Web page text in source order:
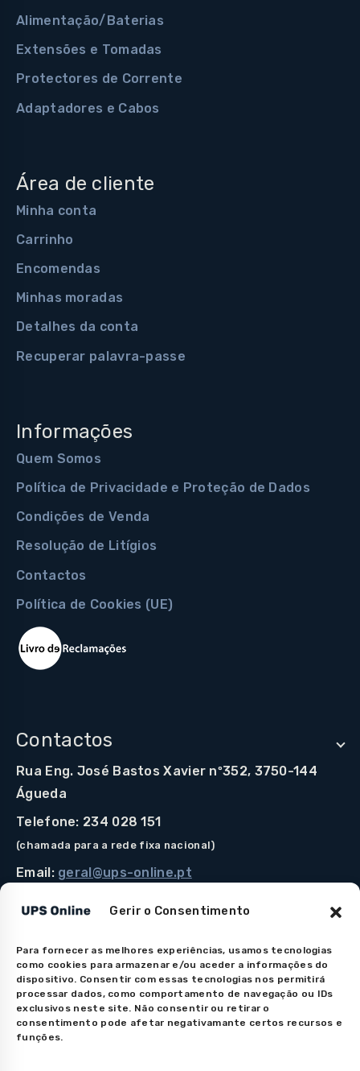
Gerir o Consentimento
Para fornecer as melhores experiências, usamos tecnologias
como cookies para armazenar e/ou aceder a informações do
dispositivo. Consentir com essas tecnologias nos permitirá
processar dados, como comportamento de navegação ou IDs
exclusivos neste site. Não consentir ou retirar o
consentimento pode afetar negativamante certos recursos e
funções.
Alimentação/Baterias
Extensões e Tomadas
Protectores de Corrente
Adaptadores e Cabos
Área de cliente
Minha conta
Carrinho
Encomendas
Minhas moradas
Detalhes da conta
Recuperar palavra-passe
Informações
Quem Somos
Política de Privacidade e Proteção de Dados
Condições de Venda
Resolução de Litígios
Contactos
Política de Cookies (UE)
Contactos
Rua Eng. José Bastos Xavier nº352, 3750-144
Águeda
Telefone: 234 028 151
(chamada para a rede fixa nacional)
Email: geral@ups-online.pt
Os preços indicados incluem IVA à taxa legal em vigor.
Todos os artigos apresentados no site encontram-se
sujeitos à disponibilidade de stock após confirmação da
encomenda. As imagens são meramente ilustrativas. Em
caso de dúvida na apresentação do produto por favor